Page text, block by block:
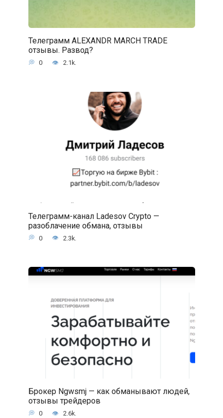
Телеграмм ALEXANDR MARCH TRADE
отзывы. Развод?
0 2.1k.
Телеграмм-канал Ladesov Crypto —
разоблачение обмана, отзывы
0 2.3k.
Брокер Ngwsmj — как обманывают людей,
отзывы трейдеров
0 2.6k.